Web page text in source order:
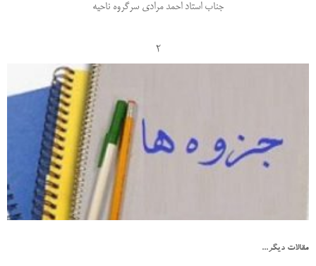
جناب استاد احمد مرادی سرگروه ناحیه
2
مقالات دیگر...